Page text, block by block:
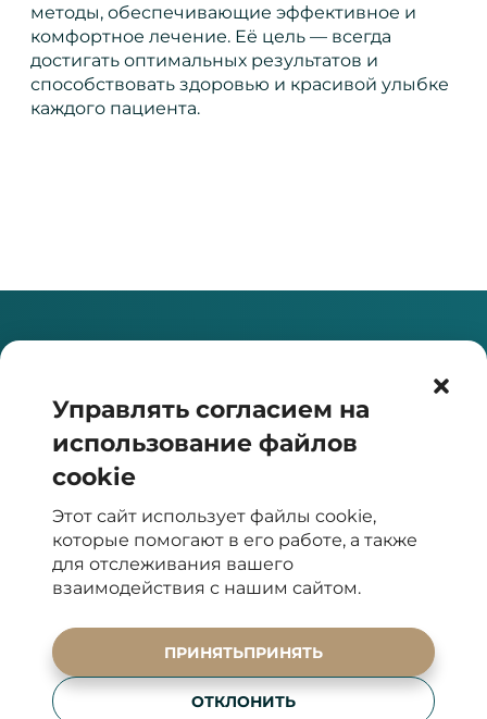
Управлять согласием на
использование файлов
cookie
Этот сайт использует файлы cookie,
которые помогают в его работе, а также
для отслеживания вашего
взаимодействия с нашим сайтом.
ПРИНЯТЬПРИНЯТЬ
ОТКЛОНИТЬ
методы, обеспечивающие эффективное и
комфортное лечение. Её цель — всегда
достигать оптимальных результатов и
способствовать здоровью и красивой улыбке
каждого пациента.
Клиника
КОНТАКТЫ
info@elyseedental.cz
СОЦИАЛЬНЫЕ СЕТИ
АДРЕС
Francouzská 75/4,